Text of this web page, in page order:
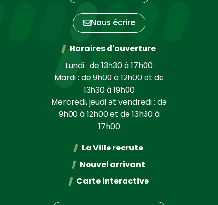
Nous écrire
Horaires d'ouverture
Lundi : de 13h30 à 17h00
Mardi : de 9h00 à 12h00 et de
13h30 à 19h00
Mercredi, jeudi et vendredi : de
9h00 à 12h00 et de 13h30 à
17h00
La Ville recrute
Nouvel arrivant
Carte interactive